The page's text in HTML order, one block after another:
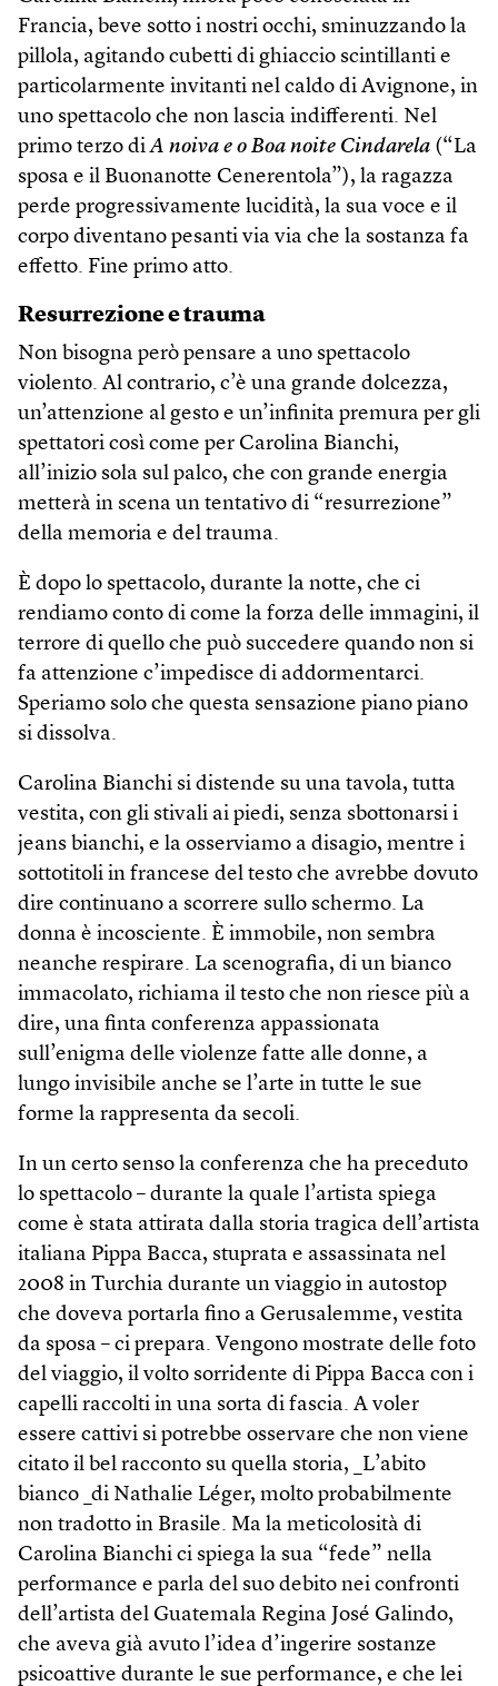
Francia, beve sotto i nostri occhi, sminuzzando la
pillola, agitando cubetti di ghiaccio scintillanti e
particolarmente invitanti nel caldo di Avignone, in
uno spettacolo che non lascia indifferenti. Nel
primo terzo diA noiva e o Boa noite Cindarela (“La
sposa e il Buonanotte Cenerentola”), la ragazza
perde progressivamente lucidità, la sua voce e il
corpo diventano pesanti via via che la sostanza fa
effetto. Fine primo atto.
Resurrezione e trauma
Non bisogna però pensare a uno spettacolo
violento. Al contrario, c’è una grande dolcezza,
un’attenzione al gesto e un’infinita premura per gli
spettatori così come per Carolina Bianchi,
all’inizio sola sul palco, che con grande energia
metterà in scena un tentativo di “resurrezione”
della memoria e del trauma.
È dopo lo spettacolo, durante la notte, che ci
rendiamo conto di come la forza delle immagini, il
terrore di quello che può succedere quando non si
fa attenzione c’impedisce di addormentarci.
Speriamo solo che questa sensazione piano piano
si dissolva.
Carolina Bianchi si distende su una tavola, tutta
vestita, con gli stivali ai piedi, senza sbottonarsi i
jeans bianchi, e la osserviamo a disagio, mentre i
sottotitoli in francese del testo che avrebbe dovuto
dire continuano a scorrere sullo schermo. La
donna è incosciente. È immobile, non sembra
neanche respirare. La scenografia, di un bianco
immacolato, richiama il testo che non riesce più a
dire, una finta conferenza appassionata
sull’enigma delle violenze fatte alle donne, a
lungo invisibile anche se l’arte in tutte le sue
forme la rappresenta da secoli.
In un certo senso la conferenza che ha preceduto
lo spettacolo – durante la quale l’artista spiega
come è stata attirata dalla storia tragica dell’artista
italiana Pippa Bacca, stuprata e assassinata nel
2008 in Turchia durante un viaggio in autostop
che doveva portarla fino a Gerusalemme, vestita
da sposa – ci prepara. Vengono mostrate delle foto
del viaggio, il volto sorridente di Pippa Bacca con i
capelli raccolti in una sorta di fascia. A voler
essere cattivi si potrebbe osservare che non viene
citato il bel racconto su quella storia, _L’abito
bianco _di Nathalie Léger, molto probabilmente
non tradotto in Brasile. Ma la meticolosità di
Carolina Bianchi ci spiega la sua “fede” nella
performance e parla del suo debito nei confronti
dell’artista del Guatemala Regina José Galindo,
che aveva già avuto l’idea d’ingerire sostanze
psicoattive durante le sue performance, e che lei